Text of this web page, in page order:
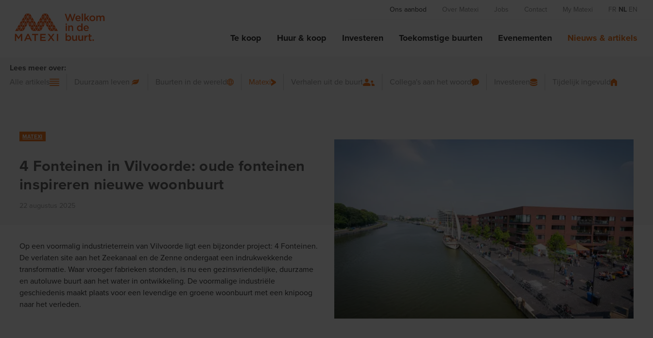
Ons aanbod Over Matexi Jobs Contact My Matexi FR NL EN
Te koop Huur & koop Investeren Toekomstige buurten Evenementen Nieuws & artikels
Lees meer over:
Alle artikels
Duurzaam leven Buurten in de wereld Matexi Verhalen uit de buurt Collega's aan het woord Investeren Tijdelijk ingevuld
MATEXI
4 Fonteinen in Vilvoorde: oude fonteinen
inspireren nieuwe woonbuurt
Op een voormalig industrieterrein van Vilvoorde ligt een bijzonder project: 4 Fonteinen.
De verlaten site aan het Zeekanaal en de Zenne ondergaat een indrukwekkende
transformatie. Waar vroeger fabrieken stonden, is nu een gezinsvriendelijke, duurzame
en autoluwe buurt aan het water in ontwikkeling. De voormalige industriële
geschiedenis maakt plaats voor een levendige en groene woonbuurt met een knipoog
naar het verleden.